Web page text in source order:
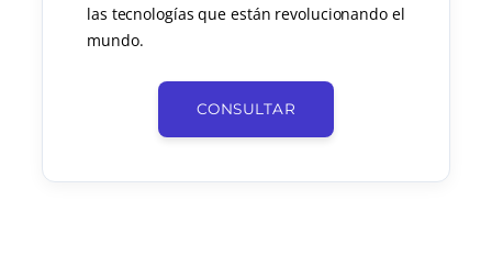
las tecnologías que están revolucionando el
mundo.
CONSULTAR